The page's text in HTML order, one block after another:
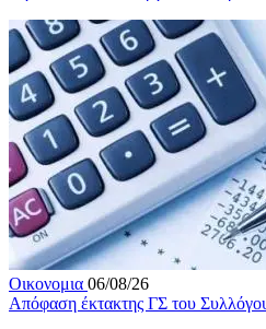
Οικονομια 06/08/26
Απόφαση έκτακτης ΓΣ του